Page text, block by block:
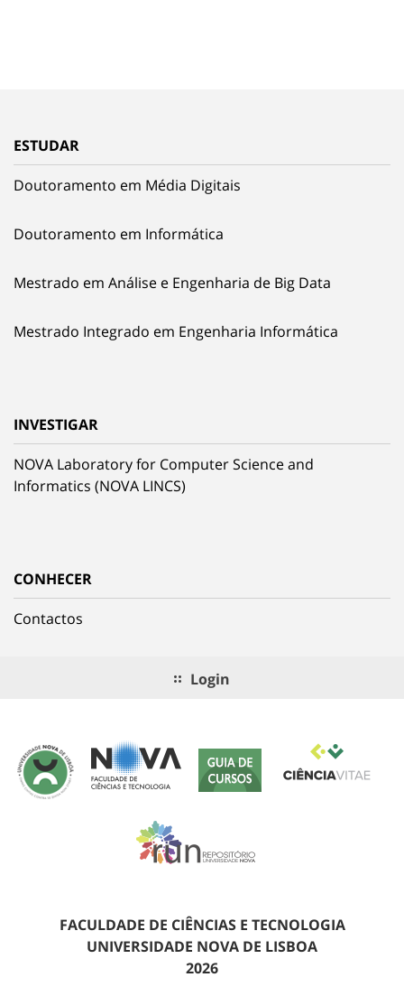
ESTUDAR
Doutoramento em Média Digitais
Doutoramento em Informática
Mestrado em Análise e Engenharia de Big Data
Mestrado Integrado em Engenharia Informática
INVESTIGAR
NOVA Laboratory for Computer Science and
Informatics (NOVA LINCS)
CONHECER
Contactos
Login
FACULDADE DE CIÊNCIAS E TECNOLOGIA
UNIVERSIDADE NOVA DE LISBOA
2026